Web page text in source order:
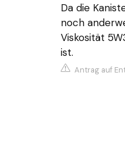
Da die
noch
Viskosität
ist.
Antrag auf